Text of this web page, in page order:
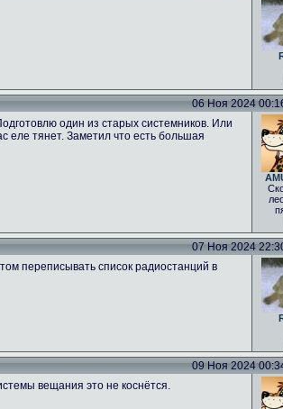
06 Ноя 2024
один из старых системников. Или
еле тянет. Заметил что есть большая
07 Ноя 2024
переписывать список радиостанций в
09 Ноя 2024
вещания это не коснётся.